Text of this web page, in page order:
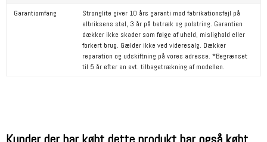
Garantiomfang
Stronglite giver 10 års garanti mod fabrikationsfejl på
elbriksens stel, 3 år på betræk og polstring. Garantien
dækker ikke skader som følge af uheld, mislighold eller
forkert brug. Gælder ikke ved videresalg. Dækker
reparation og udskiftning på vores adresse. *Begrænset
til 5 år efter en evt. tilbagetrækning af modellen.